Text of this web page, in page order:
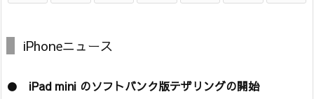
iPhoneニュース
● iPad mini のソフトバンク版テザリングの開始